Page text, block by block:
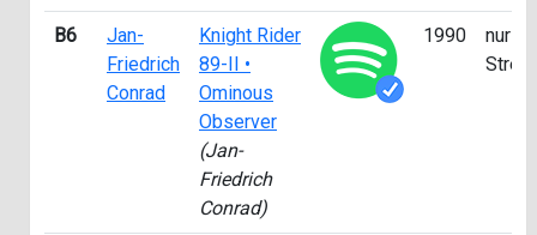
B6
Jan-
Friedrich
Conrad
Knight Rider
89-II •
Ominous
Observer
(Jan-
Friedrich
Conrad)
1990
nur für